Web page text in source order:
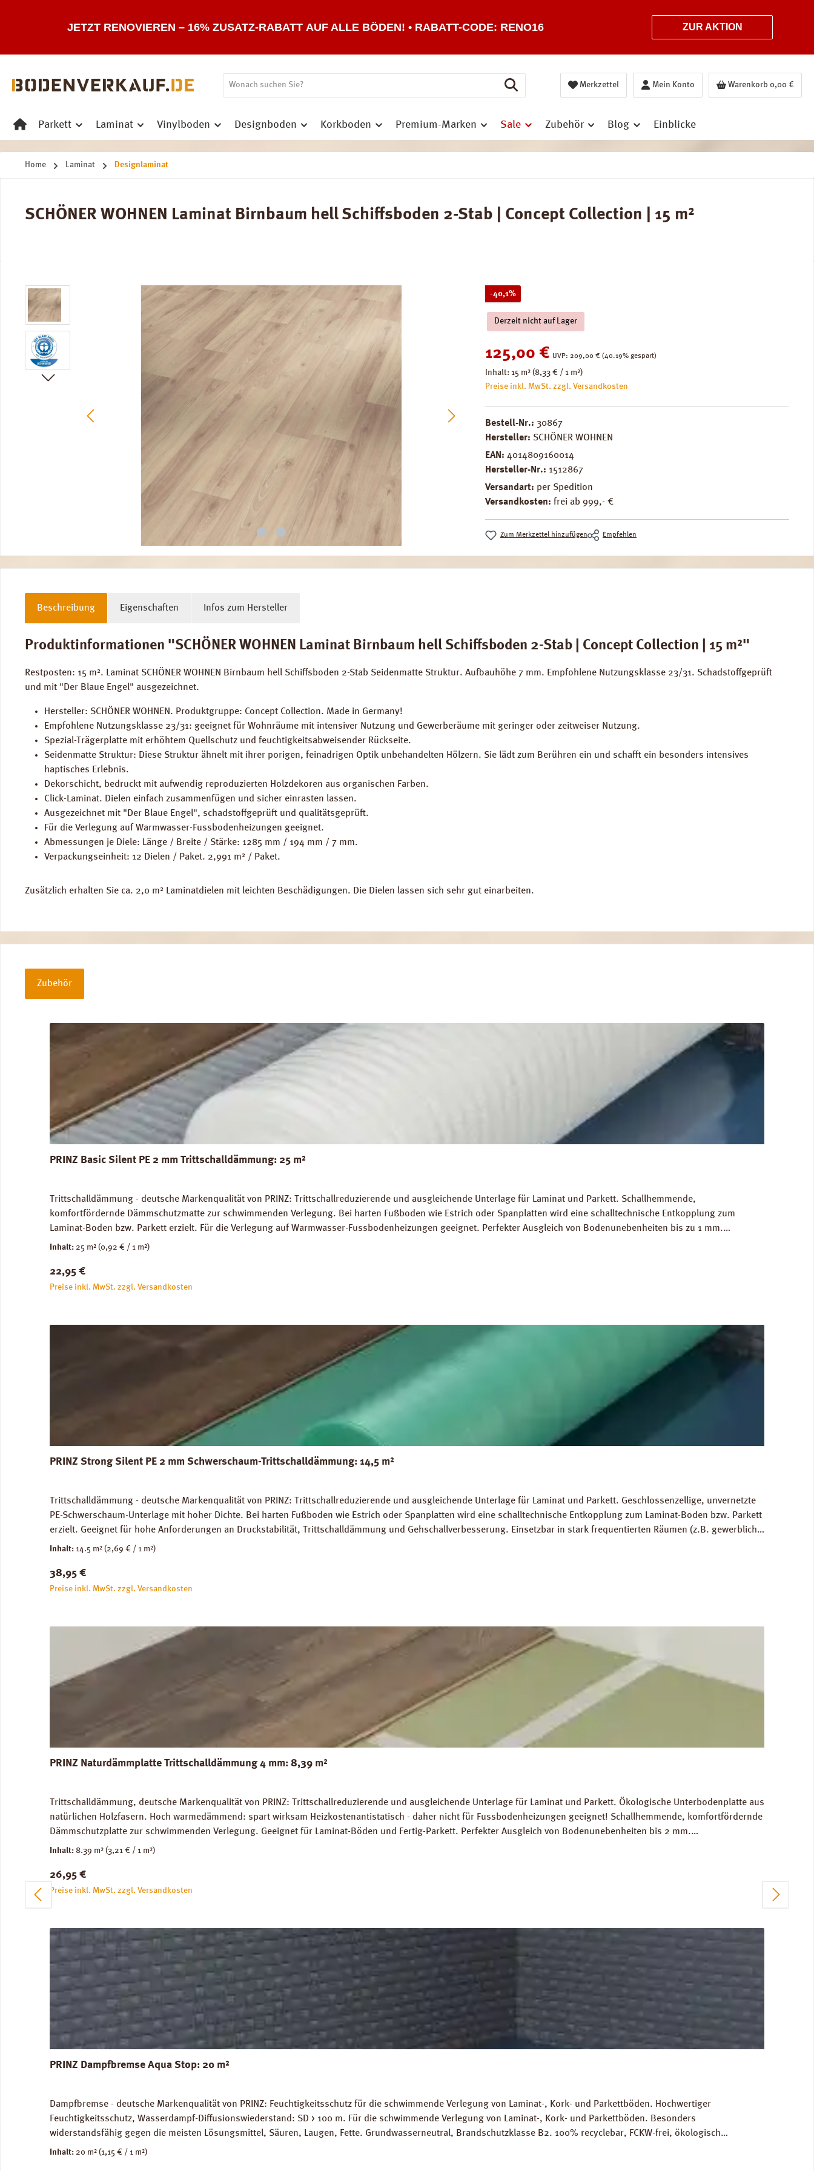
JETZT RENOVIEREN – 16% ZUSATZ-RABATT AUF ALLE BÖDEN! • RABATT-CODE: RENO16 ZUR AKTION
Merkzettel Mein Konto Warenkorb 0,00 €
Parkett Laminat Vinylboden Designboden Korkboden Premium-Marken Sale Zubehör Blog Einblicke
Home Laminat Designlaminat
SCHÖNER WOHNEN Laminat Birnbaum hell Schiffsboden 2-Stab | Concept Collection | 15 m²
Bildergalerie überspringen -40,1%Rabatt
Derzeit nicht auf Lager
Verkaufspreis:
125,00 € UVP: Regulärer Preis:
209,00 € (40.19% gespart)
Inhalt: 15 m² (8,33 € / 1 m²)
Preise inkl. MwSt. zzgl. Versandkosten
Bestell-Nr.: 30867
Hersteller: SCHÖNER WOHNEN
EAN: 4014809160014
Hersteller-Nr.: 1512867
Versandart: per Spedition
Versandkosten: frei ab 999,- €
Zum Merkzettel hinzufügen Empfehlen
Beschreibung Eigenschaften Infos zum Hersteller
Produktinformationen "SCHÖNER WOHNEN Laminat Birnbaum hell Schiffsboden 2-Stab | Concept Collection | 15 m²"
Restposten: 15 m². Laminat SCHÖNER WOHNEN Birnbaum hell Schiffsboden 2-Stab Seidenmatte Struktur. Aufbauhöhe 7 mm. Empfohlene Nutzungsklasse 23/31. Schadstoffgeprüft
und mit "Der Blaue Engel" ausgezeichnet.
Hersteller: SCHÖNER WOHNEN. Produktgruppe: Concept Collection. Made in Germany!
Empfohlene Nutzungsklasse 23/31: geeignet für Wohnräume mit intensiver Nutzung und Gewerberäume mit geringer oder zeitweiser Nutzung.
Spezial-Trägerplatte mit erhöhtem Quellschutz und feuchtigkeitsabweisender Rückseite.
Seidenmatte Struktur: Diese Struktur ähnelt mit ihrer porigen, feinadrigen Optik unbehandelten Hölzern. Sie lädt zum Berühren ein und schafft ein besonders intensives
haptisches Erlebnis.
Dekorschicht, bedruckt mit aufwendig reproduzierten Holzdekoren aus organischen Farben.
Click-Laminat. Dielen einfach zusammenfügen und sicher einrasten lassen.
Ausgezeichnet mit "Der Blaue Engel", schadstoffgeprüft und qualitätsgeprüft.
Für die Verlegung auf Warmwasser-Fussbodenheizungen geeignet.
Abmessungen je Diele: Länge / Breite / Stärke: 1285 mm / 194 mm / 7 mm.
Verpackungseinheit: 12 Dielen / Paket. 2,991 m² / Paket.
Zusätzlich erhalten Sie ca. 2,0 m² Laminatdielen mit leichten Beschädigungen. Die Dielen lassen sich sehr gut einarbeiten.
Zubehör
PRINZ Basic Silent PE 2 mm Trittschalldämmung: 25 m²
Trittschalldämmung - deutsche Markenqualität von PRINZ: Trittschallreduzierende und ausgleichende Unterlage für Laminat und Parkett. Schallhemmende,
komfortfördernde Dämmschutzmatte zur schwimmenden Verlegung. Bei harten Fußboden wie Estrich oder Spanplatten wird eine schalltechnische Entkopplung zum
Laminat-Boden bzw. Parkett erzielt. Für die Verlegung auf Warmwasser-Fussbodenheizungen geeignet. Perfekter Ausgleich von Bodenunebenheiten bis zu 1 mm.
Abmessungen: Breite 100 cm, Länge 25 m: 1 Rolle = 25 m² Trittschall-Verbesserung: 16 dB (ISO 140-8). Dichte: 25 kg/m³. FCKW- und HFCKW-frei. Ökologisch
Inhalt: 25 m² (0,92 € / 1 m²)
Regulärer Preis:
22,95 €
Preise inkl. MwSt. zzgl. Versandkosten
PRINZ Strong Silent PE 2 mm Schwerschaum-Trittschalldämmung: 14,5 m²
Trittschalldämmung - deutsche Markenqualität von PRINZ: Trittschallreduzierende und ausgleichende Unterlage für Laminat und Parkett. Geschlossenzellige, unvernetzte
PE-Schwerschaum-Unterlage mit hoher Dichte. Bei harten Fußboden wie Estrich oder Spanplatten wird eine schalltechnische Entkopplung zum Laminat-Boden bzw. Parkett
erzielt. Geeignet für hohe Anforderungen an Druckstabilität, Trittschalldämmung und Gehschallverbesserung. Einsetzbar in stark frequentierten Räumen (z.B. gewerblich
genutze Flächen) und im Objektbereich. Für die Verlegung auf Warmwasser-Fussbodenheizungen geeignet. Perfekter Ausgleich von Bodenunebenheiten bis zu 1 mm.
unbedenklich. Verfügbare Downloads: Datenblatt PRINZ Strong Silent Verlegeanleitung PRINZ Strong Silent
Inhalt: 14.5 m² (2,69 € / 1 m²)
Regulärer Preis:
38,95 €
Preise inkl. MwSt. zzgl. Versandkosten
PRINZ Naturdämmplatte Trittschalldämmung 4 mm: 8,39 m²
Trittschalldämmung, deutsche Markenqualität von PRINZ: Trittschallreduzierende und ausgleichende Unterlage für Laminat und Parkett. Ökologische Unterbodenplatte aus
natürlichen Holzfasern. Hoch warmedämmend: spart wirksam Heizkostenantistatisch - daher nicht für Fussbodenheizungen geeignet! Schallhemmende, komfortfördernde
Dämmschutzplatte zur schwimmenden Verlegung. Geeignet für Laminat-Böden und Fertig-Parkett. Perfekter Ausgleich von Bodenunebenheiten bis 2 mm.
Trittschalldämmung: 19 dB, Gehschallverbesserung: 7 %. Hohe Belastungsfähigkeit von bis zu 7 t / m². Abmessungen: Breite 590 mm, Länge 790 mm, Stärke: 4 mm.
Inhalt: 8.39 m² (3,21 € / 1 m²)
Regulärer Preis:
26,95 €
Preise inkl. MwSt. zzgl. Versandkosten
PRINZ Dampfbremse Aqua Stop: 20 m²
Dampfbremse - deutsche Markenqualität von PRINZ: Feuchtigkeitsschutz für die schwimmende Verlegung von Laminat-, Kork- und Parkettböden. Hochwertiger
Feuchtigkeitsschutz, Wasserdampf-Diffusionswiederstand: SD > 100 m. Für die schwimmende Verlegung von Laminat-, Kork- und Parkettböden. Besonders
widerstandsfähig gegen die meisten Lösungsmittel, Säuren, Laugen, Fette. Grundwasserneutral, Brandschutzklasse B2. 100% recyclebar, FCKW-frei, ökologisch
unbedenklich. Für Warmwasser-Fussbodenheizung geeignet. Abmessungen: Länge: 10 m, Breite 2 m, Stärke 200 mµ. Gewicht als Grundlage für die Berechnung der
Inhalt: 20 m² (1,15 € / 1 m²)